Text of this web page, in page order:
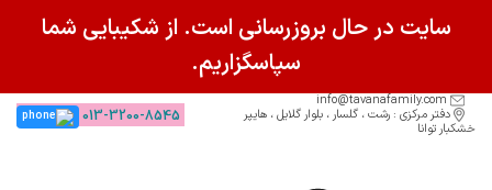
دفتر مرکزی : رشت ، گلسار ، بلوار گلایل ، هایپر
خشکبار توانا
013-3200-8545
سایت در حال بروزرسانی است. از شکیبایی شما
سپاسگزاریم.